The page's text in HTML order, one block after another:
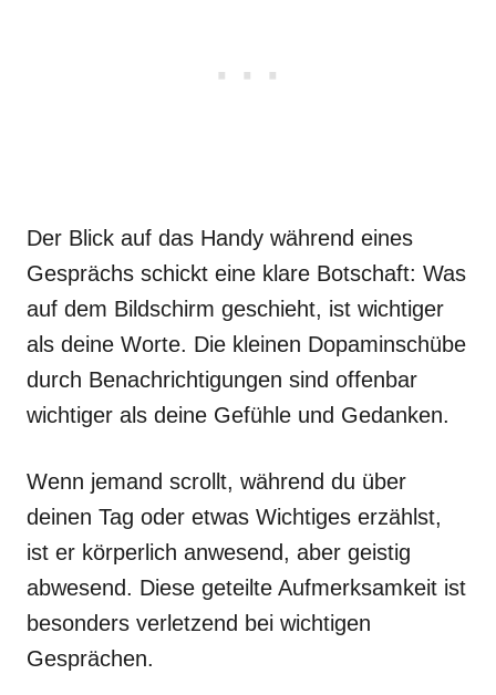
Der Blick auf das Handy während eines
Gesprächs schickt eine klare Botschaft: Was
auf dem Bildschirm geschieht, ist wichtiger
als deine Worte. Die kleinen Dopaminschübe
durch Benachrichtigungen sind offenbar
wichtiger als deine Gefühle und Gedanken.
Wenn jemand scrollt, während du über
deinen Tag oder etwas Wichtiges erzählst,
ist er körperlich anwesend, aber geistig
abwesend. Diese geteilte Aufmerksamkeit ist
besonders verletzend bei wichtigen
Gesprächen.